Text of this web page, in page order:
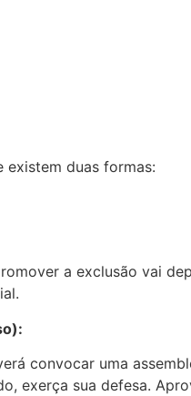
existem duas formas:
a exclusão vai
convocar uma
exerça sua defesa.